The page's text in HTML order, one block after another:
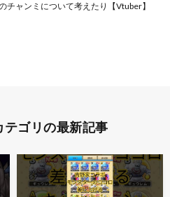
チャンミについて考えたり【Vtuber】
テゴリの最新記事